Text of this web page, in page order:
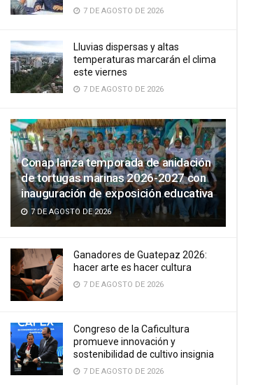
7 DE AGOSTO DE 2026
Lluvias dispersas y altas
temperaturas marcarán el clima
este viernes
7 DE AGOSTO DE 2026
Conap lanza temporada de anidación
de tortugas marinas 2026-2027 con
inauguración de exposición educativa
7 DE AGOSTO DE 2026
Ganadores de Guatepaz 2026:
hacer arte es hacer cultura
7 DE AGOSTO DE 2026
Congreso de la Caficultura
promueve innovación y
sostenibilidad de cultivo insignia
7 DE AGOSTO DE 2026